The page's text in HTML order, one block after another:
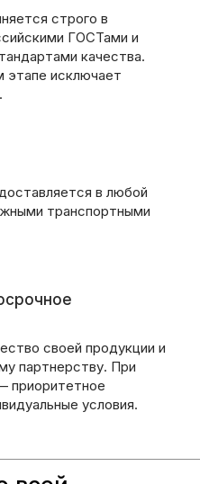
строго в
ГОСТами и
качества.
этапе исключает
в любой
транспортными
своей продукции и
партнерству. При
приоритетное
условия.